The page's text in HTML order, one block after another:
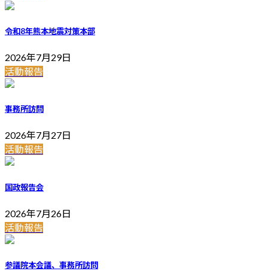
令和8年熊本地震対策本部
2026年7月29日
活動報告
事務所訪問
2026年7月27日
活動報告
国政報告会
2026年7月26日
活動報告
参議院本会議、事務所訪問